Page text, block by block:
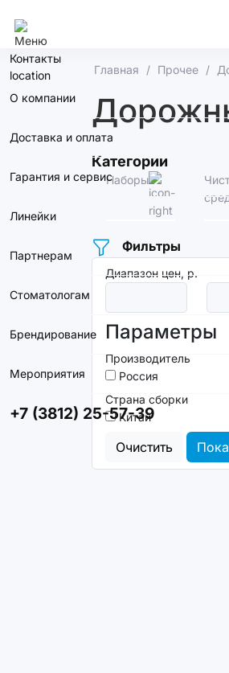
Контакты
О компании
Доставка и оплата
Гарантия и сервис
Линейки
Партнерам
Стоматологам
Брендирование
Мероприятия
+7 (3812) 25-57-39
Главная Прочее
Категории
Наборы
Фильтры
Диапазон цен, р.
Параметры
Производитель
Россия
Страна сборки
Китай
Очистить